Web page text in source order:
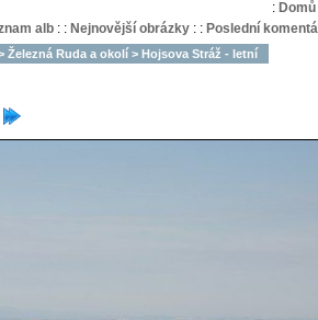
: Domů
alb: : Nejnovější obrázky: : Poslední
Železná Ruda a okolí > Hojsova Stráž - letní